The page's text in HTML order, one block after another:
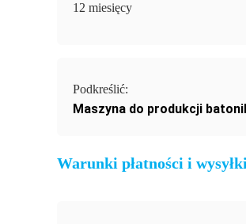
12 miesięcy
Podkreślić:
Maszyna do produkcji
Warunki płatności i wysyłki